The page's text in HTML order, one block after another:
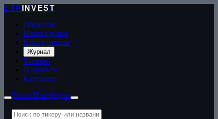
ETP
INVEST
Обучение
Наши сделки
Инструменты
Журнал
Тарифы
О проекте
Контакты
ВойтиПлатформа